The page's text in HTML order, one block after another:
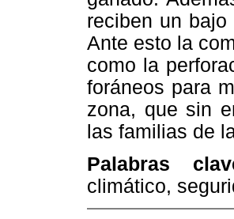
reciben un
Ante esto la
como la
foráneos para
zona, que sin
las familias de
Palabras
climático,